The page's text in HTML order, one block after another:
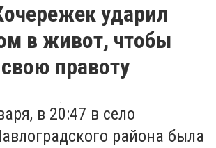
ударил
в живот, чтобы
правоту
в 20:47 в село
района была